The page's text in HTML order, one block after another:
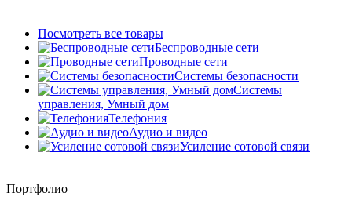
Посмотреть все товары
Беспроводные сети
Проводные сети
Системы безопасности
Системы
управления, Умный дом
Телефония
Аудио и видео
Усиление сотовой связи
Портфолио